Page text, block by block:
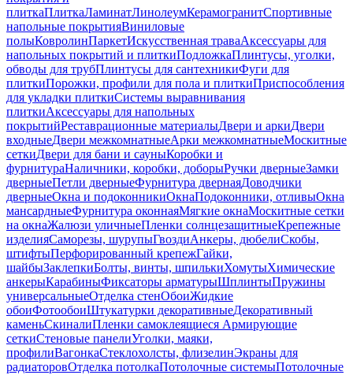
плиткаПлиткаЛаминатЛинолеумКерамогранитСпортивные
напольные покрытияВиниловые
полыКовролинПаркетИскусственная траваАксессуары для
напольных покрытий и плиткиПодложкаПлинтусы, уголки,
обводы для трубПлинтусы для сантехникиФуги для
плиткиПорожки, профили для пола и плиткиПриспособления
для укладки плиткиСистемы выравнивания
плиткиАксессуары для напольных
покрытийРеставрационные материалыДвери и аркиДвери
входныеДвери межкомнатныеАрки межкомнатныеМоскитные
сеткиДвери для бани и сауныКоробки и
фурнитураНаличники, коробки, доборыРучки дверныеЗамки
дверныеПетли дверныеФурнитура двернаяДоводчики
дверныеОкна и подоконникиОкнаПодоконники, отливыОкна
мансардныеФурнитура оконнаяМягкие окнаМоскитные сетки
на окнаЖалюзи уличныеПленки солнцезащитныеКрепежные
изделияСаморезы, шурупыГвоздиАнкеры, дюбелиСкобы,
штифтыПерфорированный крепежГайки,
шайбыЗаклепкиБолты, винты, шпилькиХомутыХимические
анкерыКарабиныФиксаторы арматурыШплинтыПружины
универсальныеОтделка стенОбоиЖидкие
обоиФотообоиШтукатурки декоративныеДекоративный
каменьСкиналиПленки самоклеящиеся Армирующие
сеткиСтеновые панелиУголки, маяки,
профилиВагонкаСтеклохолсты, флизелинЭкраны для
радиаторовОтделка потолкаПотолочные системыПотолочные